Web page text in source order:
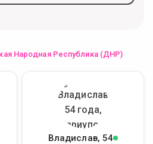
Народная Республика (ДНР)
Владислав, 54